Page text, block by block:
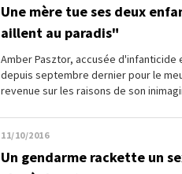
Une mère tue ses deux
aillent au paradis"
Amber Pasztor, accusée
depuis septembre dernier pour le
revenue sur les raisons de son
11/10/2016
Un gendarme rackette un